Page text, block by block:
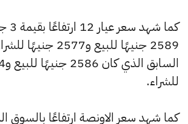
2589 جنيهًا للبيع
للشراء.
كما شهد سعر الاونصة ارتفاعًا بالسوق